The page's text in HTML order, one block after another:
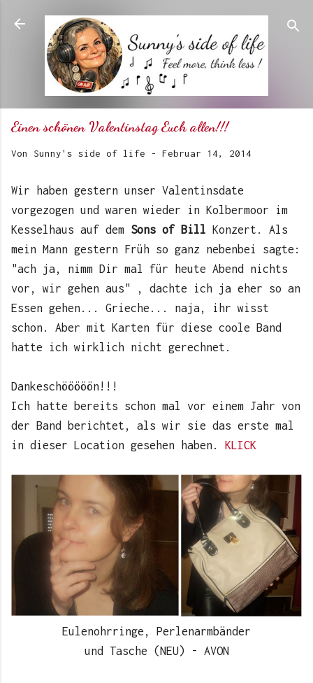
Direkt zum Hauptbereich
Einen schönen Valentinstag Euch allen!!!
Von Sunny's side of life - Februar 14, 2014
Wir haben gestern unser Valentinsdate
vorgezogen und waren wieder in Kolbermoor im
Kesselhaus auf dem Sons of Bill Konzert. Als
mein Mann gestern Früh so ganz nebenbei sagte:
"ach ja, nimm Dir mal für heute Abend nichts
vor, wir gehen aus" , dachte ich ja eher so an
Essen gehen... Grieche... naja, ihr wisst
schon. Aber mit Karten für diese coole Band
hatte ich wirklich nicht gerechnet.
Dankeschööööön!!!
Ich hatte bereits schon mal vor einem Jahr von
der Band berichtet, als wir sie das erste mal
in dieser Location gesehen haben.
KLICK
Eulenohrringe, Perlenarmbänder
und Tasche (NEU) - AVON